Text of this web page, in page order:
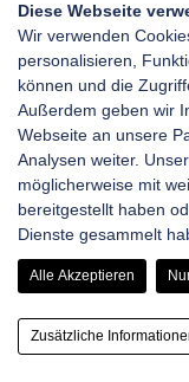
Diese Webseite
Wir verwenden
personalisieren,
können und die
Außerdem geben wir
Webseite an unsere
Analysen weiter.
möglicherweise mit
bereitgestellt haben
Dienste gesammelt
Alle Akzeptieren
Zusätzliche